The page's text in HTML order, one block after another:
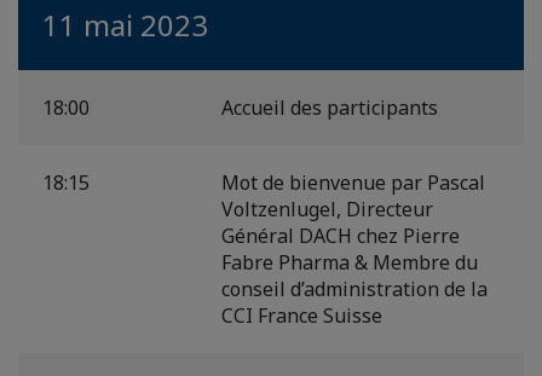
11 mai 2023
18:00 Accueil des participants
18:15
Mot de bienvenue par Pascal
Voltzenlugel, Directeur
Général DACH chez Pierre
Fabre Pharma & Membre du
conseil d’administration de la
CCI France Suisse